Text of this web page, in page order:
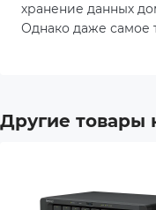
хранение данных
Однако даже самое
чтобы NAS-
Другие товары